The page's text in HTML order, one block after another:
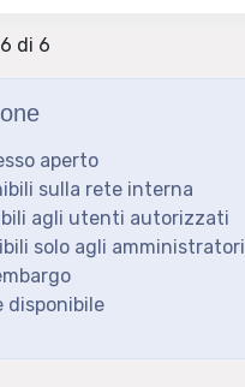
di 6
aperto
sulla rete interna
agli utenti autorizzati
solo agli amministratori
disponibile